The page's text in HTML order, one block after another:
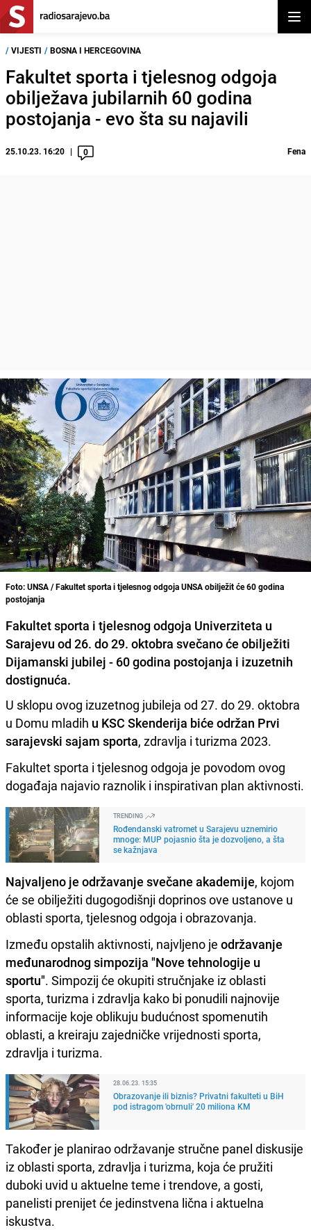
/ VIJESTI / BOSNA I HERCEGOVINA
Fakultet sporta i tjelesnog odgoja
obilježava jubilarnih 60 godina
postojanja - evo šta su najavili
25.10.23. 16:20 0 Fena
Foto: UNSA / Fakultet sporta i tjelesnog odgoja UNSA obilježit će 60 godina
postojanja
Fakultet sporta i tjelesnog odgoja Univerziteta u
Sarajevu od 26. do 29. oktobra svečano će obilježiti
Dijamanski jubilej - 60 godina postojanja i izuzetnih
dostignuća.
U sklopu ovog izuzetnog jubileja od 27. do 29. oktobra
u Domu mladih u KSC Skenderija biće održan Prvi
sarajevski sajam sporta, zdravlja i turizma 2023.
Fakultet sporta i tjelesnog odgoja je povodom ovog
događaja najavio raznolik i inspirativan plan aktivnosti.
TRENDING
Rođendanski vatromet u Sarajevu uznemirio
mnoge: MUP pojasnio šta je dozvoljeno, a šta
se kažnjava
Najvaljeno je održavanje svečane akademije, kojom
će se obilježiti dugogodišnji doprinos ove ustanove u
oblasti sporta, tjelesnog odgoja i obrazovanja.
Između opstalih aktivnosti, najvljeno je održavanje
međunarodnog simpozija "Nove tehnologije u
sportu". Simpozij će okupiti stručnjake iz oblasti
sporta, turizma i zdravlja kako bi ponudili najnovije
informacije koje oblikuju budućnost spomenutih
oblasti, a kreiraju zajedničke vrijednosti sporta,
zdravlja i turizma.
28.06.23. 15:35
Obrazovanje ili biznis? Privatni fakulteti u BiH
pod istragom 'obrnuli' 20 miliona KM
Također je planirao održavanje stručne panel diskusije
iz oblasti sporta, zdravlja i turizma, koja će pružiti
duboki uvid u aktuelne teme i trendove, a gosti,
panelisti prenijet će jedinstvena lična i aktuelna
iskustva.